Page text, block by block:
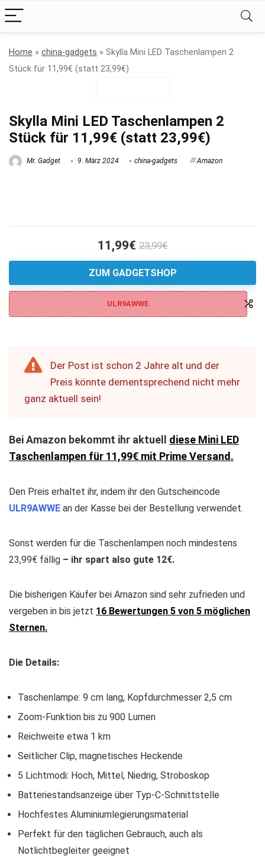
Home » china-gadgets » Skylla Mini LED Taschenlampen 2
Stück für 11,99€ (statt 23,99€)
Skylla Mini LED Taschenlampen 2
Stück für 11,99€ (statt 23,99€)
Mr. Gadget 9. März 2024 china-gadgets Amazon
11,99€ 23,99€
ZUM GADGETSHOP
ULR9AWWE
Der Post ist schon 2 Jahre alt und der
Preis könnte dementsprechend nicht mehr
ganz aktuell sein!
Bei Amazon bekommt ihr aktuell diese Mini LED
Taschenlampen für 11,99€ mit Prime Versand.
Den Preis erhaltet ihr, indem ihr den Gutscheincode
ULR9AWWE an der Kasse bei der Bestellung verwendet.
Sonst werden für die Taschenlampen noch mindestens
23,99€ fällig – ihr spart also gute 12€.
Die bisherigen Käufer bei Amazon sind sehr zufrieden und
vergeben in bis jetzt 16 Bewertungen 5 von 5 möglichen
Sternen.
Die Details:
Taschenlampe: 9 cm lang, Kopfdurchmesser 2,5 cm
Zoom-Funktion bis zu 900 Lumen
Reichweite etwa 1 km
Seitlicher Clip, magnetisches Heckende
5 Lichtmodi: Hoch, Mittel, Niedrig, Stroboskop
Batteriestandsanzeige über Typ-C-Schnittstelle
Hochfestes Aluminiumlegierungsmaterial
Perfekt für den täglichen Gebrauch, auch als
Notlichtbegleiter geeignet